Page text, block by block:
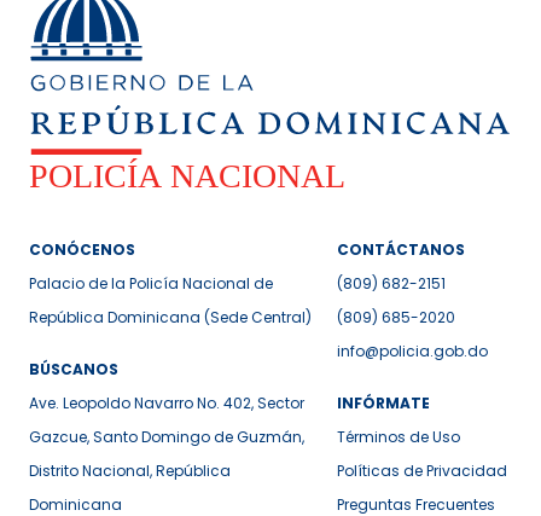
CONÓCENOS
Palacio de la Policía Nacional de
República Dominicana (Sede Central)
BÚSCANOS
Ave. Leopoldo Navarro No. 402, Sector
Gazcue, Santo Domingo de Guzmán,
Distrito Nacional, República
Dominicana
CONTÁCTANOS
(809) 682-2151
(809) 685-2020
info@policia.gob.do
INFÓRMATE
Términos de Uso
Políticas de Privacidad
Preguntas Frecuentes